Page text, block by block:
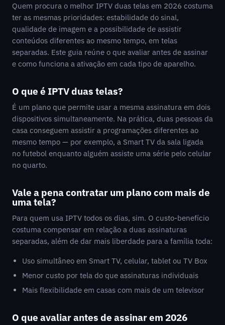
Quem procura o melhor IPTV duas telas em 2026 costuma
ter as mesmas prioridades: estabilidade do sinal,
qualidade de imagem e a possibilidade de assistir
conteúdos diferentes ao mesmo tempo, em telas
separadas. Este guia reúne o que avaliar antes de assinar
e como funciona a ativação em cada tipo de aparelho.
O que é IPTV duas telas?
É um plano que permite usar a mesma assinatura em dois
dispositivos simultaneamente. Na prática, duas pessoas da
casa conseguem assistir a programações diferentes ao
mesmo tempo — por exemplo, a Smart TV da sala ligada
no futebol enquanto alguém assiste uma série pelo celular
no quarto.
Vale a pena contratar um plano com mais de
uma tela?
Para quem usa IPTV todos os dias, sim. O custo-benefício
costuma compensar em relação a duas assinaturas
separadas, além de dar mais liberdade para a família toda:
Uso simultâneo em Smart TV, celular, tablet ou TV Box
Menor custo por tela do que assinaturas individuais
Mais flexibilidade em casas com mais de um televisor
O que avaliar antes de assinar em 2026